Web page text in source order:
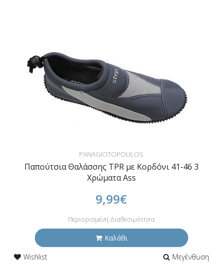
PANAGIOTOPOULOS
Παπούτσια Θαλάσσης TPR με Κορδόνι 41-46 3
Χρώματα Ass
9,99€
Περιορισμένη Διαθεσιμότητα
Καλάθι
Wishlist
Μεγένθυση